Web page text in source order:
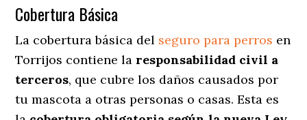
Cobertura Básica
La cobertura básica del seguro para perros en
Torrijos contiene la responsabilidad civil a
terceros, que cubre los daños causados por
tu mascota a otras personas o casas. Esta es